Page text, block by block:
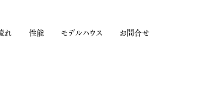
れ 性能 モデルハウス お問合せ